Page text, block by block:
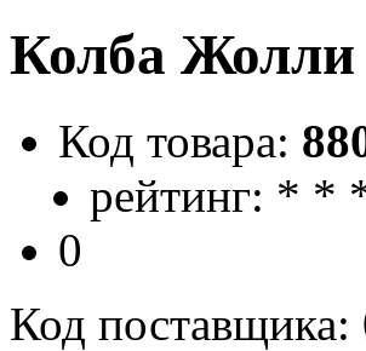
Колба Жолли
Код товара:
рейтинг: * *
0
Код поставщика: